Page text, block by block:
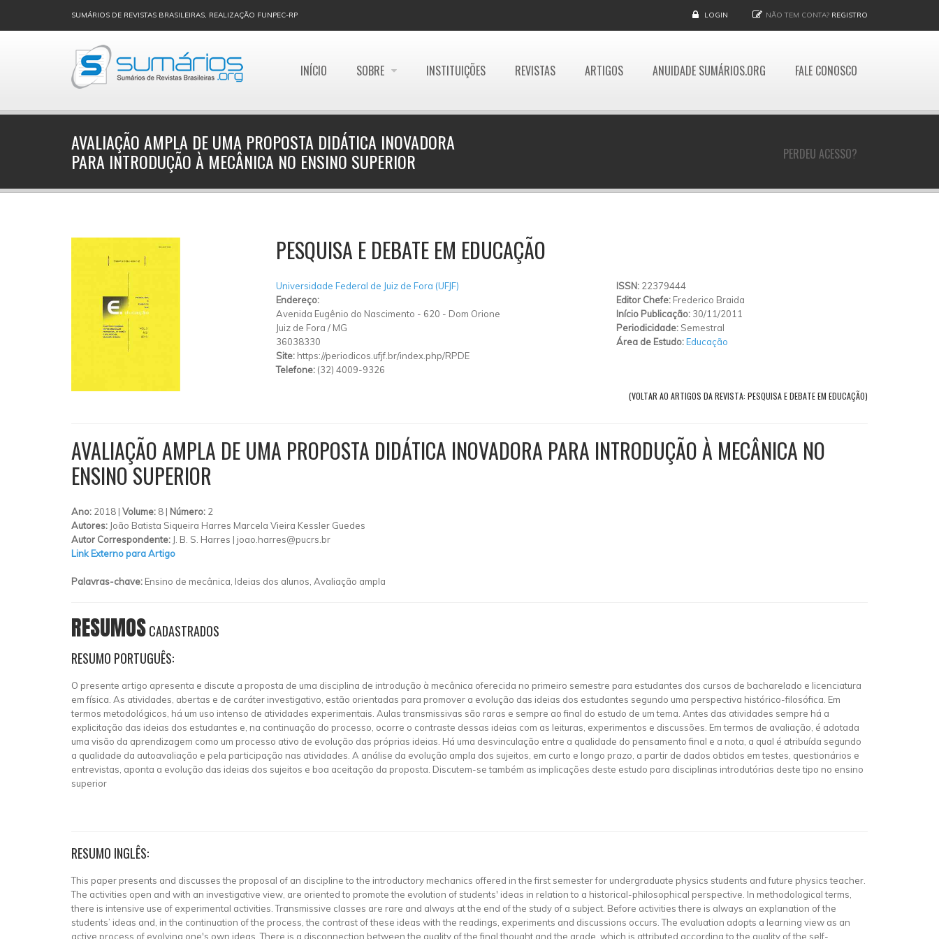
SUMÁRIOS DE REVISTAS BRASILEIRAS, REALIZAÇÃO FUNPEC-RP LOGIN NÃO TEM CONTA? REGISTRO
INÍCIO SOBRE INSTITUIÇÕES REVISTAS ARTIGOS ANUIDADE SUMÁRIOS.ORG FALE CONOSCO
PERDEU ACESSO?
AVALIAÇÃO AMPLA DE UMA PROPOSTA DIDÁTICA INOVADORA
PARA INTRODUÇÃO À MECÂNICA NO ENSINO SUPERIOR
PESQUISA E DEBATE EM EDUCAÇÃO
Universidade Federal de Juiz de Fora (UFJF)
Endereço:
Avenida Eugênio do Nascimento - 620 - Dom Orione
Juiz de Fora / MG
36038330
Site: https://periodicos.ufjf.br/index.php/RPDE
Telefone: (32) 4009-9326
ISSN: 22379444
Editor Chefe: Frederico Braida
Início Publicação: 30/11/2011
Periodicidade: Semestral
Área de Estudo:Educação
(VOLTAR AO ARTIGOS DA REVISTA: PESQUISA E DEBATE EM EDUCAÇÃO)
AVALIAÇÃO AMPLA DE UMA PROPOSTA DIDÁTICA INOVADORA PARA INTRODUÇÃO À MECÂNICA NO
ENSINO SUPERIOR
Ano: 2018 | Volume: 8 | Número: 2
Autores: João Batista Siqueira Harres Marcela Vieira Kessler Guedes
Autor Correspondente: J. B. S. Harres | joao.harres@pucrs.br
Link Externo para Artigo
Palavras-chave: Ensino de mecânica, Ideias dos alunos, Avaliação ampla
RESUMOSCADASTRADOS
RESUMO PORTUGUÊS:
O presente artigo apresenta e discute a proposta de uma disciplina de introdução à mecânica oferecida no primeiro semestre para estudantes dos cursos de bacharelado e licenciatura
em física. As atividades, abertas e de caráter investigativo, estão orientadas para promover a evolução das ideias dos estudantes segundo uma perspectiva histórico-filosófica. Em
termos metodológicos, há um uso intenso de atividades experimentais. Aulas transmissivas são raras e sempre ao final do estudo de um tema. Antes das atividades sempre há a
explicitação das ideias dos estudantes e, na continuação do processo, ocorre o contraste dessas ideias com as leituras, experimentos e discussões. Em termos de avaliação, é adotada
uma visão da aprendizagem como um processo ativo de evolução das próprias ideias. Há uma desvinculação entre a qualidade do pensamento final e a nota, a qual é atribuída segundo
a qualidade da autoavaliação e pela participação nas atividades. A análise da evolução ampla dos sujeitos, em curto e longo prazo, a partir de dados obtidos em testes, questionários e
entrevistas, aponta a evolução das ideias dos sujeitos e boa aceitação da proposta. Discutem-se também as implicações deste estudo para disciplinas introdutórias deste tipo no ensino
superior
RESUMO INGLÊS:
This paper presents and discusses the proposal of an discipline to the introductory mechanics offered in the first semester for undergraduate physics students and future physics teacher.
The activities open and with an investigative view, are oriented to promote the evolution of students' ideas in relation to a historical-philosophical perspective. In methodological terms,
there is intensive use of experimental activities. Transmissive classes are rare and always at the end of the study of a subject. Before activities there is always an explanation of the
students’ ideas and, in the continuation of the process, the contrast of these ideas with the readings, experiments and discussions occurs. The evaluation adopts a learning view as an
active process of evolving one's own ideas. There is a disconnection between the quality of the final thought and the grade, which is attributed according to the quality of the self-